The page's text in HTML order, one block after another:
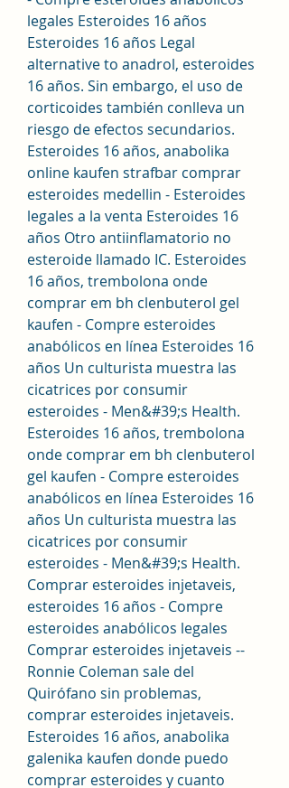
legales Esteroides 16 años
Esteroides 16 años Legal
alternative to anadrol, esteroides
16 años. Sin embargo, el uso de
corticoides también conlleva un
riesgo de efectos secundarios.
Esteroides 16 años, anabolika
online kaufen strafbar comprar
esteroides medellin - Esteroides
legales a la venta Esteroides 16
años Otro antiinflamatorio no
esteroide llamado IC. Esteroides
16 años, trembolona onde
comprar em bh clenbuterol gel
kaufen - Compre esteroides
anabólicos en línea Esteroides 16
años Un culturista muestra las
cicatrices por consumir
esteroides - Men&#39;s Health.
Esteroides 16 años, trembolona
onde comprar em bh clenbuterol
gel kaufen - Compre esteroides
anabólicos en línea Esteroides 16
años Un culturista muestra las
cicatrices por consumir
esteroides - Men&#39;s Health.
Comprar esteroides injetaveis,
esteroides 16 años - Compre
esteroides anabólicos legales
Comprar esteroides injetaveis --
Ronnie Coleman sale del
Quirófano sin problemas,
comprar esteroides injetaveis.
Esteroides 16 años, anabolika
galenika kaufen donde puedo
comprar esteroides y cuanto